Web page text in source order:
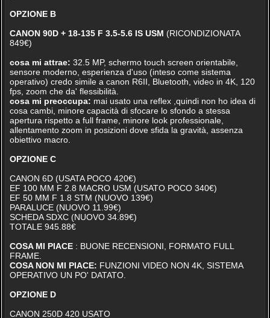
OPZIONE B
CANON 90D + 18-135 F 3.5-5.6 IS USM (RICONDIZIONATA
849€)
cosa mi attrae: 32.5 MP, schermo touch screen orientabile,
sensore moderno, esperienza d'uso (inteso come sistema
operativo) credo simile a canon R6II, Bluetooth, video in 4K, 120
fps, zoom che da' flessibilità.
cosa mi preoccupa: mai usato una reflex ,quindi non ho idea di
cosa cambi, minore capacità di sfocare lo sfondo a stessa
apertura rispetto a full frame, minore look professionale,
allentamento zoom in posizioni dove sfida la gravità, assenza
obiettivo macro.
OPZIONE C
CANON 6D (USATA POCO 420€)
EF 100 MM F 2.8 MACRO USM (USATO POCO 340€)
EF 50 MM F 1.8 STM (NUOVO 139€)
PARALUCE (NUOVO 11.99€)
SCHEDA SDXC (NUOVO 34.89€)
TOTALE 945.88€
COSA MI PIACE: BUONE RECENSIONI, FORMATO FULL
FRAME.
COSA NON MI PIACE: FUNZIONI VIDEO NON 4K, SISTEMA
OPERATIVO UN PO' DATATO.
OPZIONE D
CANON 250D 420 USATO